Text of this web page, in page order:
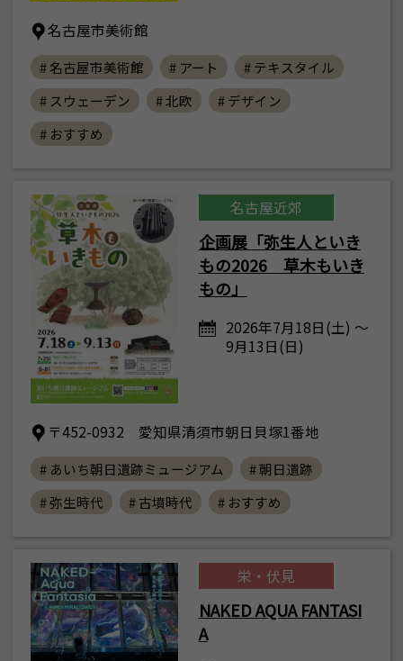
名古屋市美術館
# 名古屋市美術館 # アート
# テキスタイル
# スウェーデン
# 北欧
# デザイン
# おすすめ
名古屋近郊
企画展「弥生人といき
もの2026 草木もいき
もの」
2026年7月18日(土) ～
9月13日(日)
〒452-0932 愛知県清須市朝日貝塚1番地
# あいち朝日遺跡ミュージアム
# 朝日遺跡
# 弥生時代
# 古墳時代 # おすすめ
栄・伏見
NAKED AQUA FANTASI
A